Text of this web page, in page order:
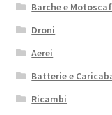
Barche e
Droni
Aerei
Batterie e
Ricambi